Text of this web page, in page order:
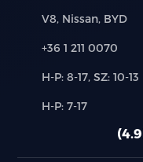
Márkák:
V8, Nissan, BYD
Telefon:
+36 1 211 0070
Új-
használt
H-P: 8-17, SZ: 10-13
Alkatrész,
H-P: 7-17
4.9